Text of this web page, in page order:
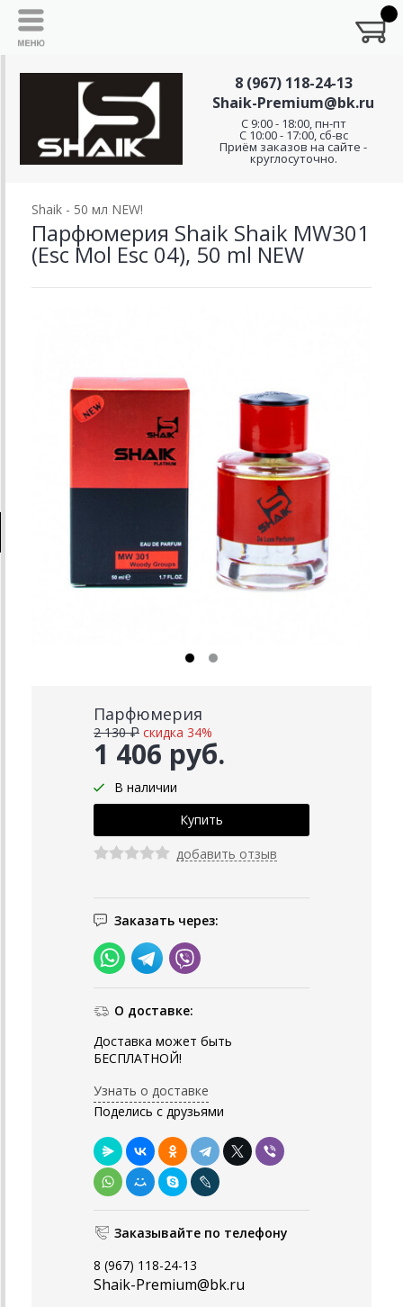
8 (967) 118-24-13
Shaik-Premium@bk.ru
C 9:00 - 18:00, пн-пт
С 10:00 - 17:00, сб-вс
Приём заказов на сайте -
круглосуточно.
Shaik - 50 мл NEW!
Парфюмерия Shaik Shaik MW301
(Esc Mol Esc 04), 50 ml NEW
Парфюмерия
1 406 руб.
2 130 ₽ скидка 34%
В наличии
добавить отзыв
Заказать через:
О доставке:
Доставка может быть
БЕСПЛАТНОЙ!
Узнать о доставке
Поделись с друзьями
Заказывайте по телефону
8 (967) 118-24-13
Shaik-Premium@bk.ru